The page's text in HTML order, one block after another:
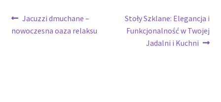
Nawigacja
wpisu
Poprzedni
wpis:
Jacuzzi dmuchane –
nowoczesna oaza relaksu
Następny
wpis:
Stoły Szklane: Elegancja i
Funkcjonalność w Twojej
Jadalni i Kuchni